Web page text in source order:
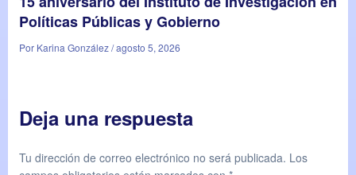
Políticas Públicas y Gobierno
Por Karina González / agosto 5, 2026
Deja una respuesta
Tu dirección de correo electrónico no será publicada. Los